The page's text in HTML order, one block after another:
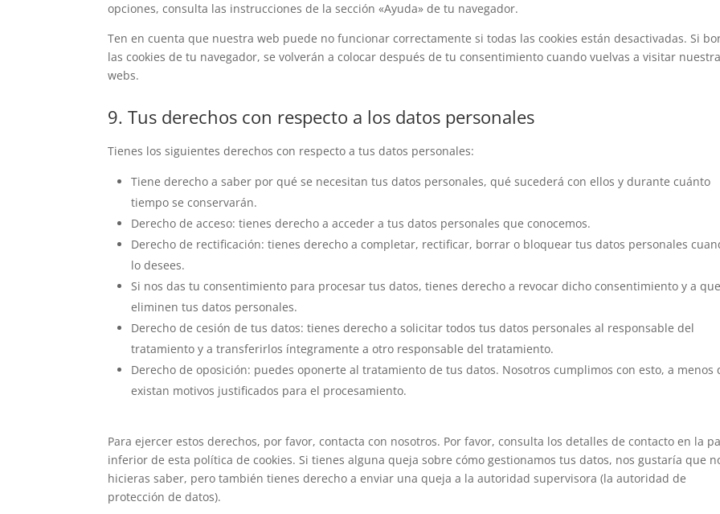
opciones, consulta las instrucciones de la sección «Ayuda» de tu navegador.
Ten en cuenta que nuestra web puede no funcionar correctamente si todas las cookies están desactivadas. Si
las cookies de tu navegador, se volverán a colocar después de tu consentimiento cuando vuelvas a visitar
webs.
9. Tus derechos con respecto a los datos personales
Tienes los siguientes derechos con respecto a tus datos personales:
Tiene derecho a saber por qué se necesitan tus datos personales, qué sucederá con ellos y durante cuánto
tiempo se conservarán.
Derecho de acceso: tienes derecho a acceder a tus datos personales que conocemos.
Derecho de rectificación: tienes derecho a completar, rectificar, borrar o bloquear tus datos personales
lo desees.
Si nos das tu consentimiento para procesar tus datos, tienes derecho a revocar dicho consentimiento y a
eliminen tus datos personales.
Derecho de cesión de tus datos: tienes derecho a solicitar todos tus datos personales al responsable del
tratamiento y a transferirlos íntegramente a otro responsable del tratamiento.
Derecho de oposición: puedes oponerte al tratamiento de tus datos. Nosotros cumplimos con esto, a menos
existan motivos justificados para el procesamiento.
Para ejercer estos derechos, por favor, contacta con nosotros. Por favor, consulta los detalles de contacto en la
inferior de esta política de cookies. Si tienes alguna queja sobre cómo gestionamos tus datos, nos gustaría que
hicieras saber, pero también tienes derecho a enviar una queja a la autoridad supervisora (la autoridad de
protección de datos).